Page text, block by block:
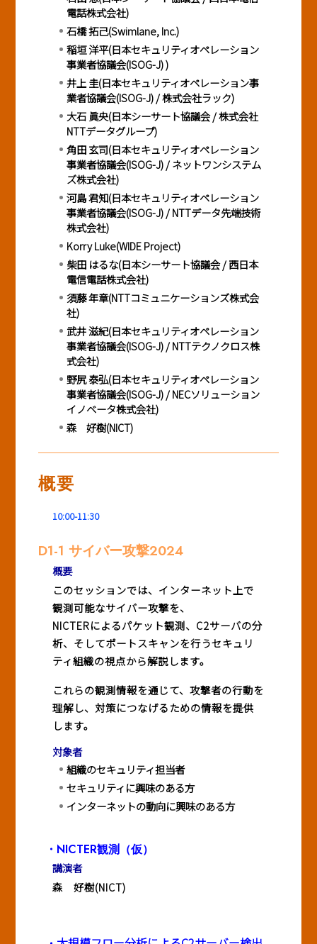
電話株式会社)
石橋 拓己(Swimlane, Inc.)
稲垣 洋平(日本セキュリティオペレーション
事業者協議会(ISOG-J) )
井上 圭(日本セキュリティオペレーション事
業者協議会(ISOG-J) / 株式会社ラック)
大石 眞央(日本シーサート協議会 / 株式会社
NTTデータグループ)
角田 玄司(日本セキュリティオペレーション
事業者協議会(ISOG-J) / ネットワンシステム
ズ株式会社)
河島 君知(日本セキュリティオペレーション
事業者協議会(ISOG-J) / NTTデータ先端技術
株式会社)
Korry Luke(WIDE Project)
柴田 はるな(日本シーサート協議会 / 西日本
電信電話株式会社)
須藤 年章(NTTコミュニケーションズ株式会
社)
武井 滋紀(日本セキュリティオペレーション
事業者協議会(ISOG-J) / NTTテクノクロス株
式会社)
野尻 泰弘(日本セキュリティオペレーション
事業者協議会(ISOG-J) / NECソリューション
イノベータ株式会社)
森 好樹(NICT)
概要
10:00-11:30
D1-1 サイバー攻撃2024
概要
このセッションでは、インターネット上で
観測可能なサイバー攻撃を、
NICTERによるパケット観測、C2サーバの分
析、そしてポートスキャンを行うセキュリ
ティ組織の視点から解説します。
これらの観測情報を通じて、攻撃者の行動を
理解し、対策につなげるための情報を提供
します。
対象者
組織のセキュリティ担当者
セキュリティに興味のある方
インターネットの動向に興味のある方
・NICTER観測（仮）
講演者
森 好樹(NICT)